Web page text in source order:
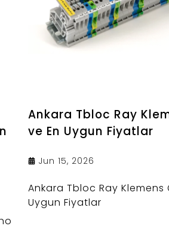
Ankara Tbloc Ray
ve En Uygun Fiyatlar
Jun 15, 2026
Ankara Tbloc Ray Klemens
Uygun Fiyatlar